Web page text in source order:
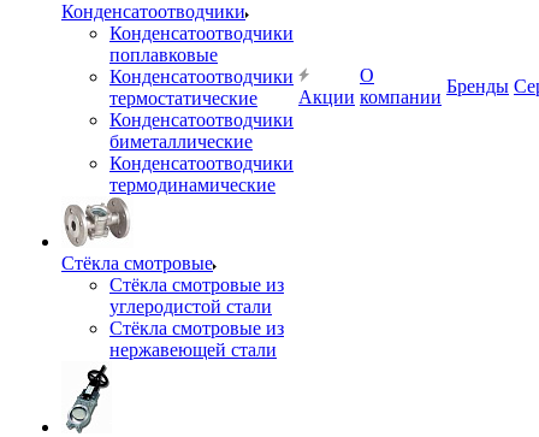
Конденсатоотводчики
Конденсатоотводчики
поплавковые
Конденсатоотводчики
термостатические
Конденсатоотводчики
биметаллические
Конденсатоотводчики
термодинамические
Стёкла смотровые
Стёкла смотровые из
углеродистой стали
Стёкла смотровые из
нержавеющей стали
Акции
О
компании
Бренды